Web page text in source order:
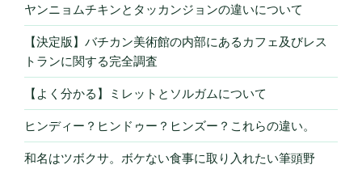
ヤンニョムチキンとタッカンジョンの違いについて
【決定版】バチカン美術館の内部にあるカフェ及びレス
トランに関する完全調査
【よく分かる】ミレットとソルガムについて
ヒンディー？ヒンドゥー？ヒンズー？これらの違い。
和名はツボクサ。ボケない食事に取り入れたい筆頭野